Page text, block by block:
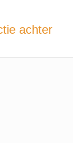
achter